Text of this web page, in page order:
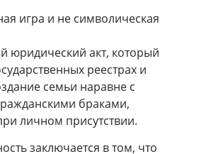
игра и не символическая
юридический акт, который
реестрах и
семьи наравне с
браками,
личном присутствии.
заключается в том, что